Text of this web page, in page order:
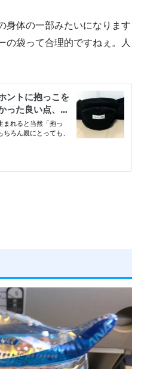
身体の一部みたいになります
の袋って合理的ですねぇ。人